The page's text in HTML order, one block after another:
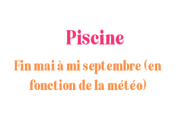
Piscine
Fin mai à mi septembre (en
fonction de la météo)